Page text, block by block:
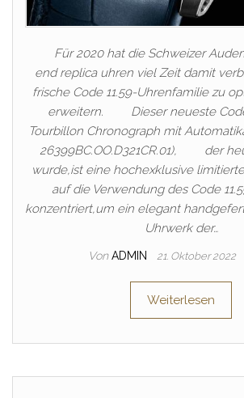
Für 2020 hat die Schweizer
end replica uhren viel Zeit damit
frische Code 11.59-Uhrenfamilie zu
erweitern. Dieser neueste Code
Tourbillon Chronograph mit
26399BC.OO.D321CR.01), der
wurde,ist eine hochexklusive
auf die Verwendung des Code
konzentriert,um ein elegant
Uhrwerk der…
Von ADMIN 21. Oktober 2022
Weiterlesen